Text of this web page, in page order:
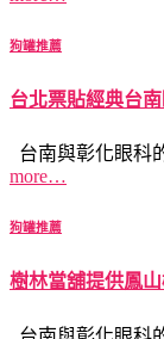
狗罐推薦
台北票貼經典台
台南與彰化眼科
more…
狗罐推薦
樹林當舖提供鳳